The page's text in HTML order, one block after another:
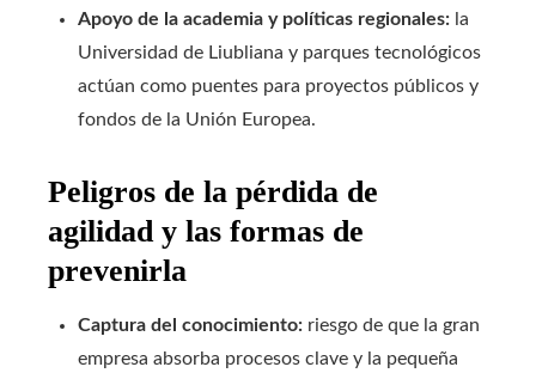
Apoyo de la academia y políticas regionales: la
Universidad de Liubliana y parques tecnológicos
actúan como puentes para proyectos públicos y
fondos de la Unión Europea.
Peligros de la pérdida de
agilidad y las formas de
prevenirla
Captura del conocimiento: riesgo de que la gran
empresa absorba procesos clave y la pequeña